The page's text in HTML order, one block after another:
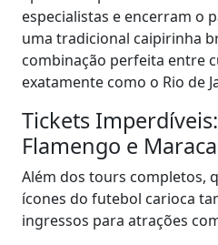
especialistas e encerram o
uma tradicional caipirinha
combinação perfeita entre
exatamente como o Rio de
Tickets
Flamengo e
Além dos tours completos,
ícones do futebol carioca
ingressos para atrações